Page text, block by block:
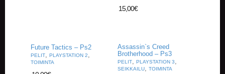
15,00€
Future Tactics – Ps2
PELIT, PLAYSTATION 2,
TOIMINTA
Assassin`s Creed
Brotherhood – Ps3
PELIT, PLAYSTATION 3,
SEIKKAILU, TOIMINTA